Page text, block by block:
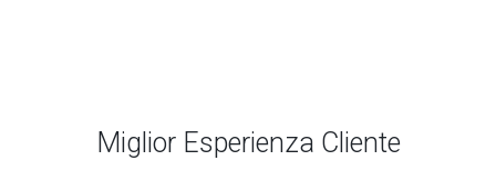
Miglior Esperienza Cliente